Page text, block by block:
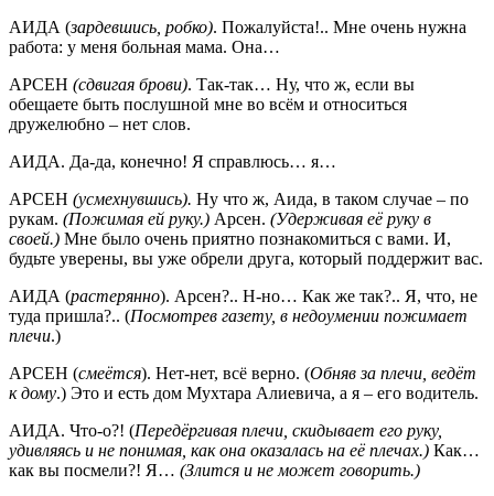
АИДА (зардевшись, робко). Пожалуйста!.. Мне очень нужна
работа: у меня больная мама. Она…
АРСЕН (сдвигая брови). Так-так… Ну, что ж, если вы
обещаете быть послушной мне во всём и относиться
дружелюбно – нет слов.
АИДА. Да-да, конечно! Я справлюсь… я…
АРСЕН (усмехнувшись). Ну что ж, Аида, в таком случае – по
рукам. (Пожимая ей руку.) Арсен. (Удерживая её руку в
своей.) Мне было очень приятно познакомиться с вами. И,
будьте уверены, вы уже обрели друга, который поддержит вас.
АИДА (растерянно). Арсен?.. Н-но… Как же так?.. Я, что, не
туда пришла?.. (Посмотрев газету, в недоумении пожимает
плечи.)
АРСЕН (смеётся). Нет-нет, всё верно. (Обняв за плечи, ведёт
к дому.) Это и есть дом Мухтара Алиевича, а я – его водитель.
АИДА. Что-о?! (Передёргивая плечи, скидывает его руку,
удивляясь и не понимая, как она оказалась на её плечах.) Как…
как вы посмели?! Я… (Злится и не может говорить.)